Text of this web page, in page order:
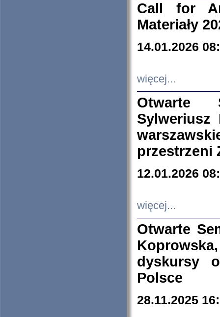
Call for
Materiały
14.01.2026
więcej...
Otwarte
Sylweriusz
przestrzeni
12.01.2026
więcej...
Otwarte
dyskursy
Polsce
28.11.2025